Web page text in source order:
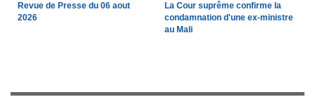
Revue de Presse du 06 aout
2026
La Cour suprême confirme la
condamnation d'une ex-ministre
au Mali